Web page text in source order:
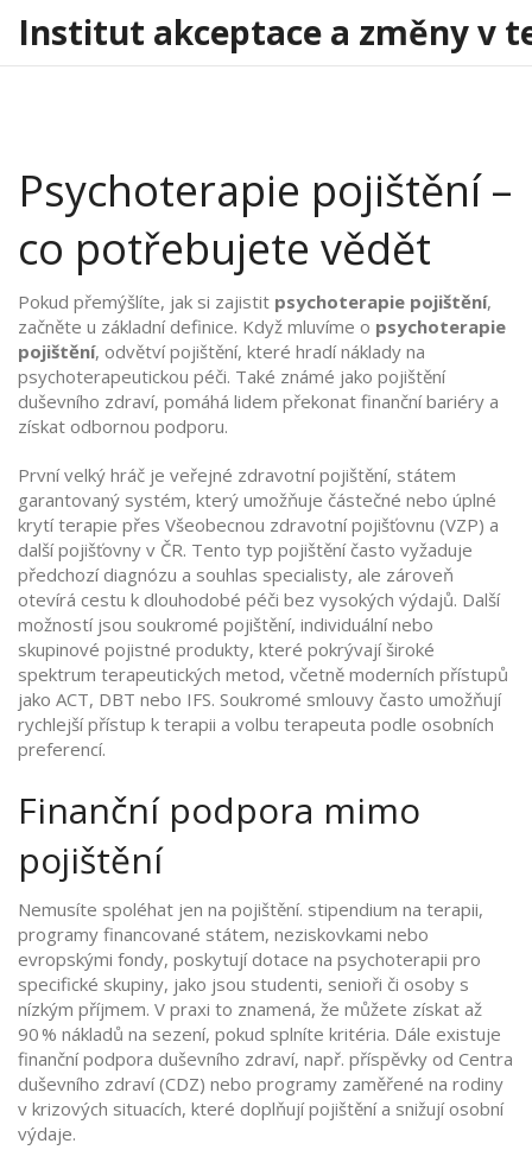
Institut akceptace a změny v
Psychoterapie pojištění –
co potřebujete vědět
Pokud přemýšlíte, jak si zajistit psychoterapie pojištění,
začněte u základní definice. Když mluvíme o psychoterapie
pojištění, odvětví pojištění, které hradí náklady na
psychoterapeutickou péči. Také známé jako pojištění
duševního zdraví, pomáhá lidem překonat finanční bariéry a
získat odbornou podporu.
První velký hráč je veřejné zdravotní pojištění, státem
garantovaný systém, který umožňuje částečné nebo úplné
krytí terapie přes Všeobecnou zdravotní pojišťovnu (VZP) a
další pojišťovny v ČR. Tento typ pojištění často vyžaduje
předchozí diagnózu a souhlas specialisty, ale zároveň
otevírá cestu k dlouhodobé péči bez vysokých výdajů. Další
možností jsou soukromé pojištění, individuální nebo
skupinové pojistné produkty, které pokrývají široké
spektrum terapeutických metod, včetně moderních přístupů
jako ACT, DBT nebo IFS. Soukromé smlouvy často umožňují
rychlejší přístup k terapii a volbu terapeuta podle osobních
preferencí.
Finanční podpora mimo
pojištění
Nemusíte spoléhat jen na pojištění. stipendium na terapii,
programy financované státem, neziskovkami nebo
evropskými fondy, poskytují dotace na psychoterapii pro
specifické skupiny, jako jsou studenti, senioři či osoby s
nízkým příjmem. V praxi to znamená, že můžete získat až
90 % nákladů na sezení, pokud splníte kritéria. Dále existuje
finanční podpora duševního zdraví, např. příspěvky od Centra
duševního zdraví (CDZ) nebo programy zaměřené na rodiny
v krizových situacích, které doplňují pojištění a snižují osobní
výdaje.